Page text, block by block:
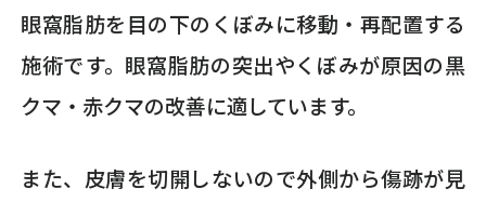
眼窩脂肪を目の下のくぼみに移動・再配置する
施術です。眼窩脂肪の突出やくぼみが原因の黒
クマ・赤クマの改善に適しています。
また、皮膚を切開しないので外側から傷跡が見